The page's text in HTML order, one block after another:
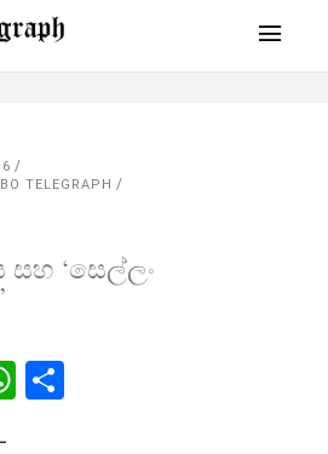
TELEGRAPH
‘සෙල්ලං
WhatsApp